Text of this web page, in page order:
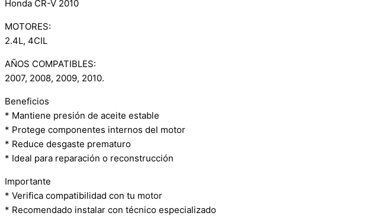
Honda CR-V 2010
MOTORES:
2.4L, 4CIL
AÑOS COMPATIBLES:
2007, 2008, 2009, 2010.
Beneficios
* Mantiene presión de aceite estable
* Protege componentes internos del motor
* Reduce desgaste prematuro
* Ideal para reparación o reconstrucción
Importante
* Verifica compatibilidad con tu motor
* Recomendado instalar con técnico especializado